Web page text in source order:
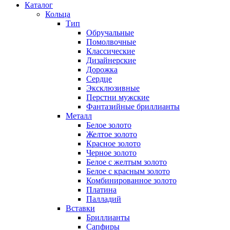
Каталог
Кольца
Тип
Обручальные
Помолвочные
Классические
Дизайнерские
Дорожка
Сердце
Эксклюзивные
Перстни мужские
Фантазийные бриллианты
Металл
Белое золото
Желтое золото
Красное золото
Черное золото
Белое с желтым золото
Белое с красным золото
Комбинированное золото
Платина
Палладий
Вставки
Бриллианты
Сапфиры